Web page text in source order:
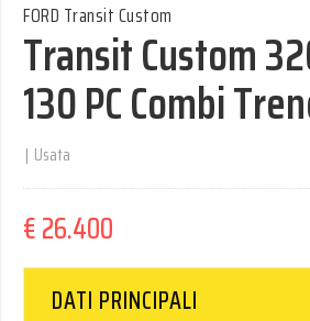
FORD Transit Custom
Transit Custom
130 PC Combi
| Usata
€ 26.400
DATI PRINCIPALI